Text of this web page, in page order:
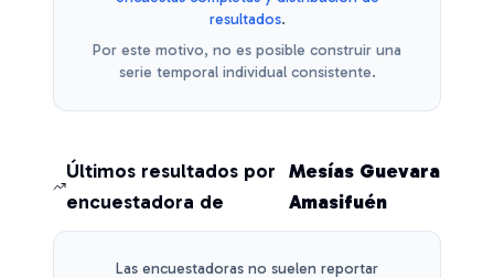
resultados.
Por este motivo, no es posible construir una
serie temporal individual consistente.
Últimos resultados por
encuestadora de
Mesías Guevara
Amasifuén
Las encuestadoras no suelen reportar